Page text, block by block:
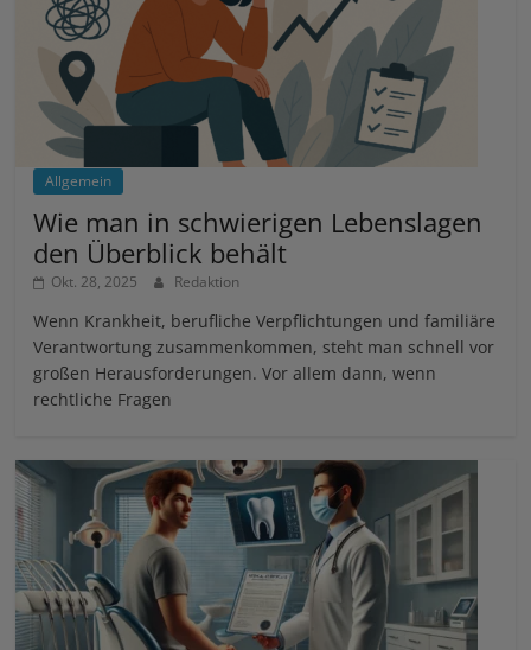
Allgemein
Wie man in schwierigen Lebenslagen
den Überblick behält
Okt. 28, 2025 Redaktion
Wenn Krankheit, berufliche Verpflichtungen und familiäre
Verantwortung zusammenkommen, steht man schnell vor
großen Herausforderungen. Vor allem dann, wenn
rechtliche Fragen